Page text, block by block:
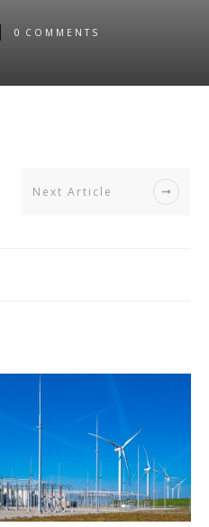
0 COMMENTS
Next Article